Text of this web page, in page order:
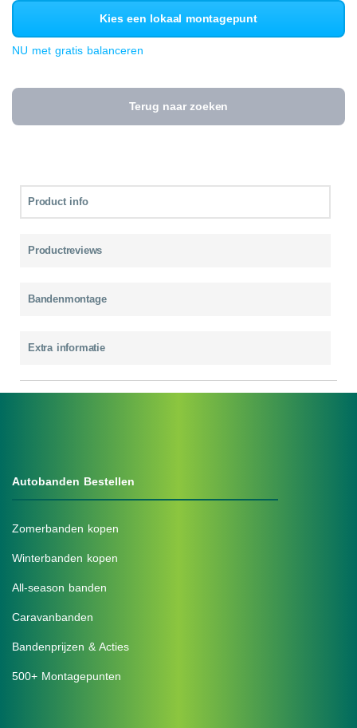
Kies een lokaal montagepunt
NU met gratis balanceren
Terug naar zoeken
Product info
Productreviews
Bandenmontage
Extra informatie
Autobanden Bestellen
Zomerbanden kopen
Winterbanden kopen
All-season banden
Caravanbanden
Bandenprijzen & Acties
500+ Montagepunten